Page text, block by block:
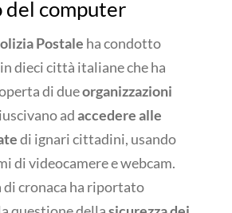
del computer
Postale ha condotto
dieci città italiane che ha
di dueorganizzazioni
adaccedere alle
di ignari cittadini, usando
di videocamere e webcam.
cronaca ha riportato